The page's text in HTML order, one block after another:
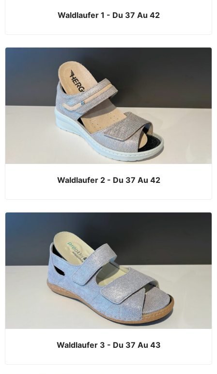
Waldlaufer 1 - Du 37 Au 42
Waldlaufer 2 - Du 37 Au 42
Waldlaufer 3 - Du 37 Au 43